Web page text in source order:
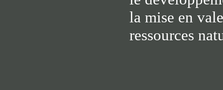
la mise en
ressources